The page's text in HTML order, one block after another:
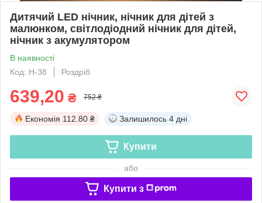
Дитячий LED нічник, нічник для дітей з
малюнком, світлодіодний нічник для дітей,
нічник з акумулятором
В наявності
Код: Н-38
Роздріб
639,20 ₴ 752 ₴
Економія 112.80 ₴ Залишилось 4 дні
Купити
або
Купити з